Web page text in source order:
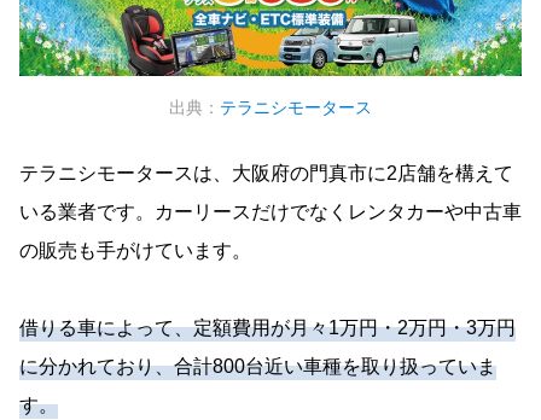
出典： テラニシモータース
テラニシモータースは、大阪府の門真市に2店舗を構えて
いる業者です。カーリースだけでなくレンタカーや中古車
の販売も手がけています。
借りる車によって、定額費用が月々1万円・2万円・3万円
に分かれており、合計800台近い車種を取り扱っていま
す。